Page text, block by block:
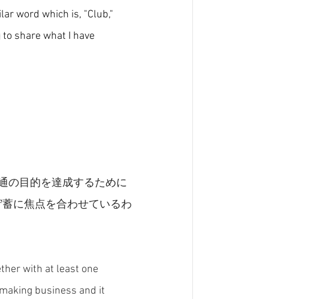
word which is, "Club,"
share what I have
の目的を達成するために
に焦点を合わせているわ
with at least one
business and it